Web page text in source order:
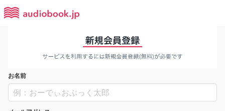
お名前